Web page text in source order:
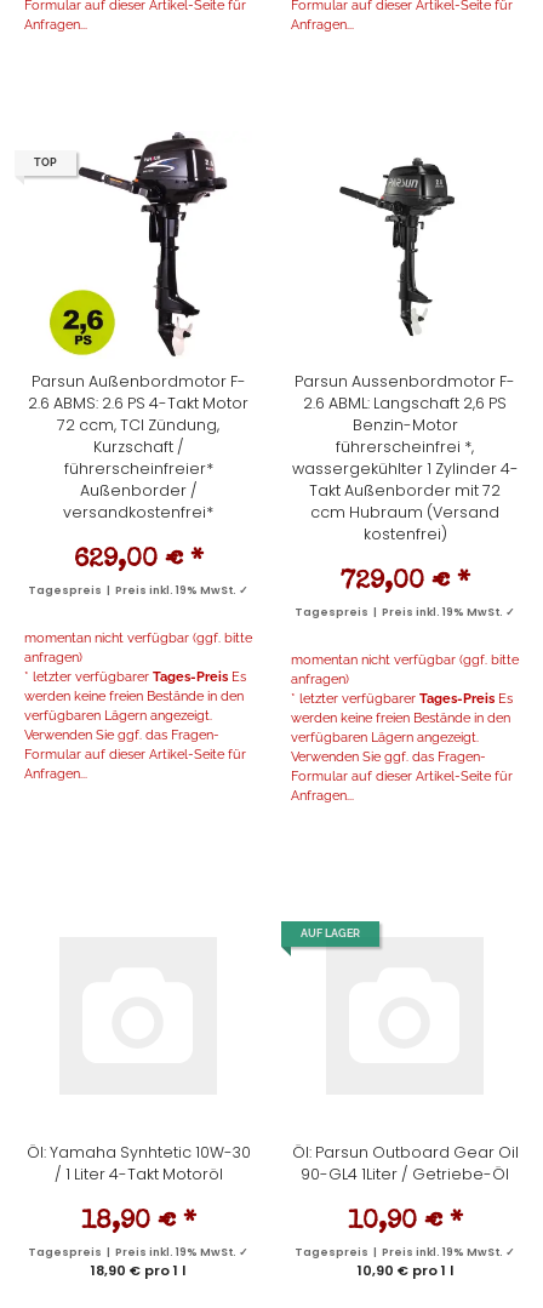
Formular auf dieser Artikel-Seite für
Anfragen...
Formular auf dieser Artikel-Seite für
Anfragen...
TOP
Parsun Außenbordmotor F-
2.6 ABMS: 2.6 PS 4-Takt Motor
72 ccm, TCI Zündung,
Kurzschaft /
führerscheinfreier*
Außenborder /
versandkostenfrei*
629,00 € *
Tagespreis | Preis inkl. 19% MwSt. ✓
momentan nicht verfügbar (ggf. bitte
anfragen)
* letzter verfügbarer Tages-Preis Es
werden keine freien Bestände in den
verfügbaren Lägern angezeigt.
Verwenden Sie ggf. das Fragen-
Formular auf dieser Artikel-Seite für
Anfragen...
Parsun Aussenbordmotor F-
2.6 ABML: Langschaft 2,6 PS
Benzin-Motor
führerscheinfrei *,
wassergekühlter 1 Zylinder 4-
Takt Außenborder mit 72
ccm Hubraum (Versand
kostenfrei)
729,00 € *
Tagespreis | Preis inkl. 19% MwSt. ✓
momentan nicht verfügbar (ggf. bitte
anfragen)
* letzter verfügbarer Tages-Preis Es
werden keine freien Bestände in den
verfügbaren Lägern angezeigt.
Verwenden Sie ggf. das Fragen-
Formular auf dieser Artikel-Seite für
Anfragen...
Öl: Yamaha Synhtetic 10W-30
/ 1 Liter 4-Takt Motoröl
18,90 € *
Tagespreis | Preis inkl. 19% MwSt. ✓
18,90 € pro 1 l
AUF LAGER
Öl: Parsun Outboard Gear Oil
90-GL4 1Liter / Getriebe-Öl
10,90 € *
Tagespreis | Preis inkl. 19% MwSt. ✓
10,90 € pro 1 l